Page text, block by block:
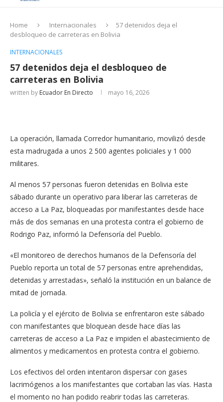
Home Internacionales
57 detenidos deja el
desbloqueo de carreteras en Bolivia
INTERNACIONALES
57 detenidos deja el desbloqueo de
carreteras en Bolivia
written by Ecuador En Directo mayo 16, 2026
La operación, llamada Corredor humanitario, movilizó desde
esta madrugada a unos 2 500 agentes policiales y 1 000
militares.
Al menos 57 personas fueron detenidas en Bolivia este
sábado durante un operativo para liberar las carreteras de
acceso a La Paz, bloqueadas por manifestantes desde hace
más de dos semanas en una protesta contra el gobierno de
Rodrigo Paz, informó la Defensoría del Pueblo.
«El monitoreo de derechos humanos de la Defensoría del
Pueblo reporta un total de 57 personas entre aprehendidas,
detenidas y arrestadas», señaló la institución en un balance de
mitad de jornada.
La policía y el ejército de Bolivia se enfrentaron este sábado
con manifestantes que bloquean desde hace días las
carreteras de acceso a La Paz e impiden el abastecimiento de
alimentos y medicamentos en protesta contra el gobierno.
Los efectivos del orden intentaron dispersar con gases
lacrimógenos a los manifestantes que cortaban las vías. Hasta
el momento no han podido reabrir todas las carreteras.